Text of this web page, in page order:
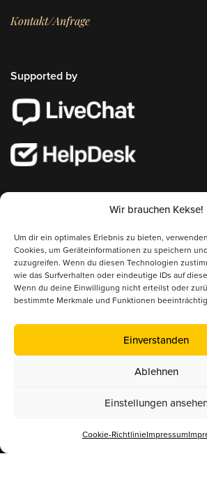
Wir brauchen Kekse!
Um dir ein optimales Erlebnis zu bieten,
Cookies, um Geräteinformationen zu speichern
zuzugreifen. Wenn du diesen Technologien
wie das Surfverhalten oder eindeutige IDs auf
Wenn du deine Einwilligung nicht erteilst oder
bestimmte Merkmale und Funktionen
Einverstanden
Ablehnen
Einstellungen
Cookie-RichtlinieImpressum
Kontakt/Anfrage
Supported by
Mitglied im
Österreichischer Erwerbsimkerbund
www.erwerbsimkerbund.at
Deutscher Berufs- und
Österreichischer Imkerbund (ÖIB)